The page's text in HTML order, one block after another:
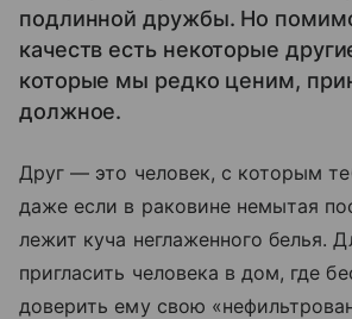
подлинной дружбы. Но
качеств есть некоторые
которые мы редко ценим,
должное.
Друг — это человек, с которым
даже если в раковине немытая
лежит куча неглаженного белья.
пригласить человека в дом, где
доверить ему свою